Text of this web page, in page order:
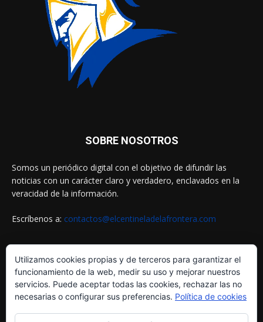
SOBRE NOSOTROS
Somos un periódico digital con el objetivo de difundir las
noticias con un carácter claro y verdadero, enclavados en la
veracidad de la información.
Escríbenos a: contactos@elcentineladelafrontera.com
SIGUENOS EN
Utilizamos cookies propias y de terceros para garantizar el
funcionamiento de la web, medir su uso y mejorar nuestros
servicios. Puede aceptar todas las cookies, rechazar las no
necesarias o configurar sus preferencias. Política de cookies